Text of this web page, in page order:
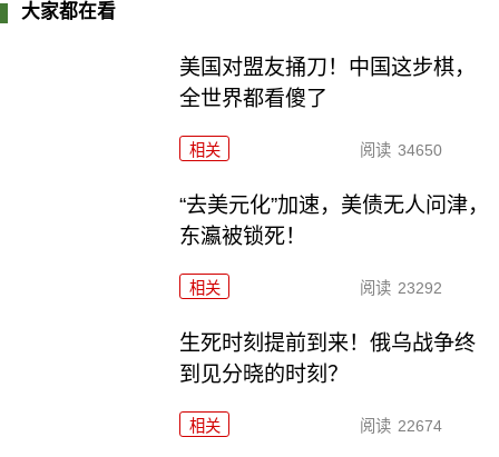
大家都在看
美国对盟友捅刀！中国这步棋，
全世界都看傻了
相关 阅读 34650
“去美元化”加速，美债无人问津，
东瀛被锁死！
相关 阅读 23292
生死时刻提前到来！俄乌战争终
到见分晓的时刻？
相关 阅读 22674